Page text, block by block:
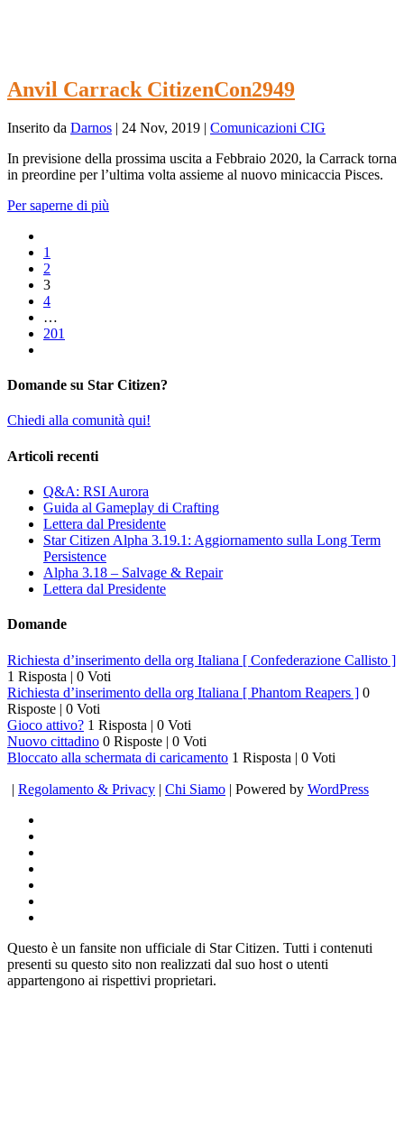
Anvil Carrack CitizenCon2949
Inserito da Darnos | 24 Nov, 2019 | Comunicazioni CIG
In previsione della prossima uscita a Febbraio 2020, la Carrack torna
in preordine per l’ultima volta assieme al nuovo minicaccia Pisces.
Per saperne di più
1
2
3
4
…
201
Domande su Star Citizen?
Chiedi alla comunità qui!
Articoli recenti
Q&A: RSI Aurora
Guida al Gameplay di Crafting
Lettera dal Presidente
Star Citizen Alpha 3.19.1: Aggiornamento sulla Long Term
Persistence
Alpha 3.18 – Salvage & Repair
Lettera dal Presidente
Domande
Richiesta d’inserimento della org Italiana [ Confederazione Callisto ]
1 Risposta | 0 Voti
Richiesta d’inserimento della org Italiana [ Phantom Reapers ] 0
Risposte | 0 Voti
Gioco attivo? 1 Risposta | 0 Voti
Nuovo cittadino 0 Risposte | 0 Voti
Bloccato alla schermata di caricamento 1 Risposta | 0 Voti
| Regolamento & Privacy | Chi Siamo | Powered by WordPress
Questo è un fansite non ufficiale di Star Citizen. Tutti i contenuti
presenti su questo sito non realizzati dal suo host o utenti
appartengono ai rispettivi proprietari.